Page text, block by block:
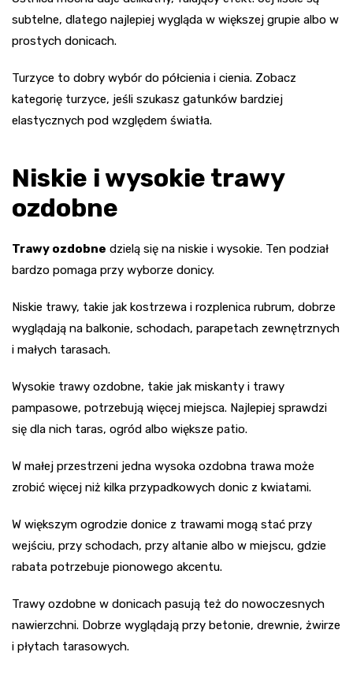
subtelne, dlatego najlepiej wygląda w większej grupie albo w
prostych donicach.
Turzyce to dobry wybór do półcienia i cienia. Zobacz
kategorię turzyce, jeśli szukasz gatunków bardziej
elastycznych pod względem światła.
Niskie i wysokie trawy
ozdobne
Trawy ozdobne dzielą się na niskie i wysokie. Ten podział
bardzo pomaga przy wyborze donicy.
Niskie trawy, takie jak kostrzewa i rozplenica rubrum, dobrze
wyglądają na balkonie, schodach, parapetach zewnętrznych
i małych tarasach.
Wysokie trawy ozdobne, takie jak miskanty i trawy
pampasowe, potrzebują więcej miejsca. Najlepiej sprawdzi
się dla nich taras, ogród albo większe patio.
W małej przestrzeni jedna wysoka ozdobna trawa może
zrobić więcej niż kilka przypadkowych donic z kwiatami.
W większym ogrodzie donice z trawami mogą stać przy
wejściu, przy schodach, przy altanie albo w miejscu, gdzie
rabata potrzebuje pionowego akcentu.
Trawy ozdobne w donicach pasują też do nowoczesnych
nawierzchni. Dobrze wyglądają przy betonie, drewnie, żwirze
i płytach tarasowych.